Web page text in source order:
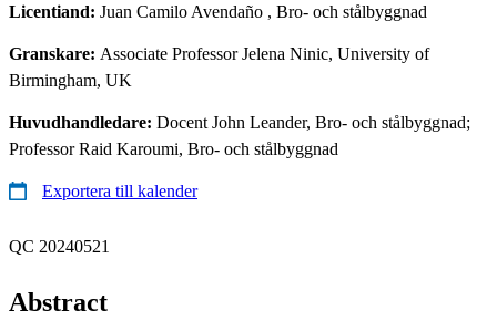
Licentiand: Juan Camilo Avendaño , Bro- och stålbyggnad
Granskare: Associate Professor Jelena Ninic, University of
Birmingham, UK
Huvudhandledare: Docent John Leander, Bro- och stålbyggnad;
Professor Raid Karoumi, Bro- och stålbyggnad
Exportera till kalender
QC 20240521
Abstract